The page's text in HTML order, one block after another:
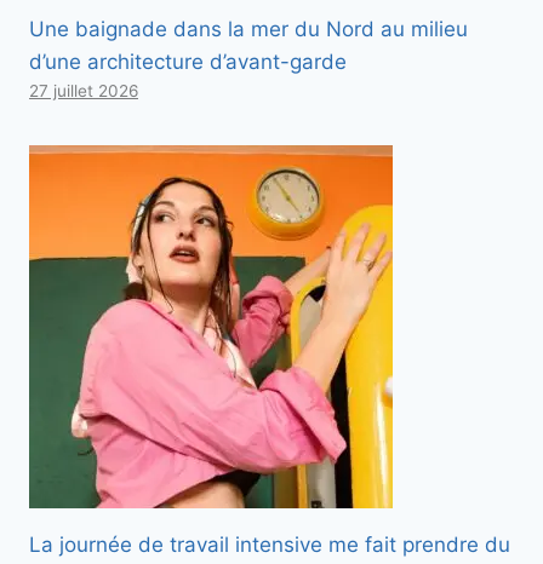
Une baignade dans la mer du Nord au milieu
d’une architecture d’avant-garde
27 juillet 2026
La journée de travail intensive me fait prendre du